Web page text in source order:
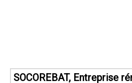
SOCOREBAT, Entreprise